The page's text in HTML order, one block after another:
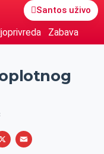
Santos uživo
Zabava
X
E